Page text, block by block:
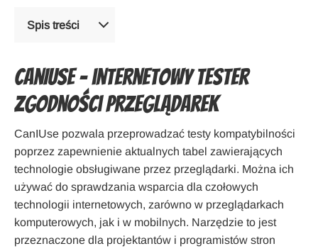
Spis treści
CanIUse – internetowy tester
zgodności przeglądarek
CanIUse pozwala przeprowadzać testy kompatybilności
poprzez zapewnienie aktualnych tabel zawierających
technologie obsługiwane przez przeglądarki. Można ich
używać do sprawdzania wsparcia dla czołowych
technologii internetowych, zarówno w przeglądarkach
komputerowych, jak i w mobilnych. Narzędzie to jest
przeznaczone dla projektantów i programistów stron